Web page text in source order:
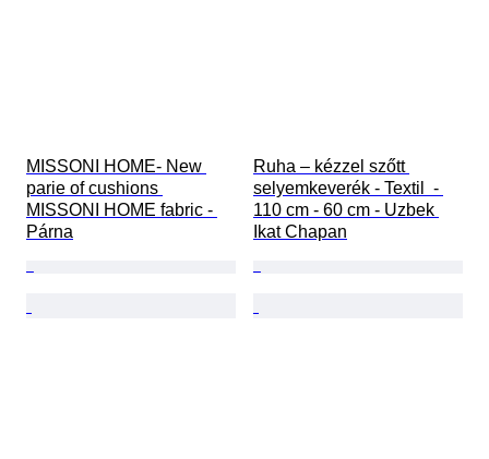
MISSONI HOME- New
parie of cushions
MISSONI HOME fabric -
Párna
Ruha – kézzel szőtt
selyemkeverék - Textil  -
110 cm - 60 cm - Uzbek
Ikat Chapan